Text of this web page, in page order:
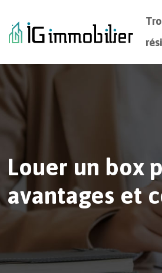
Louer un box
avantages et